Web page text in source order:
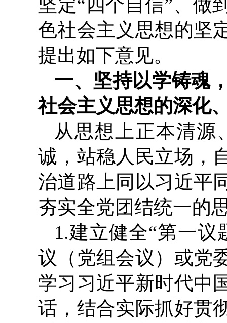
坚定“四个自信”、做
色社会主义思想的坚
提出如下意见。
一、坚持以学铸魂
社会主义思想的深化
从思想上正本清源
诚，站稳人民立场，
治道路上同以习近平
夯实全党团结统一的
1.建立健全“第一
议（党组会议）或党
学习习近平新时代中
话，结合实际抓好贯